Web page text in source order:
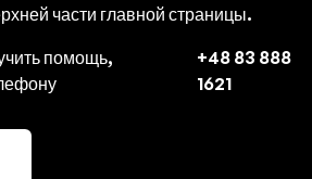
части главной страницы.
помощь,
+48 83 888
1621